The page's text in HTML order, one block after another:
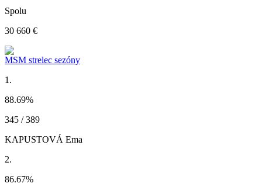
Spolu
30 660 €
MSM strelec sezóny
1.
88.69%
345 / 389
KAPUSTOVÁ Ema
2.
86.67%